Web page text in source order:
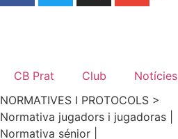
CB Prat Club Notícies
NORMATIVES I PROTOCOLS >
Normativa jugadors i jugadoras |
Normativa sénior |